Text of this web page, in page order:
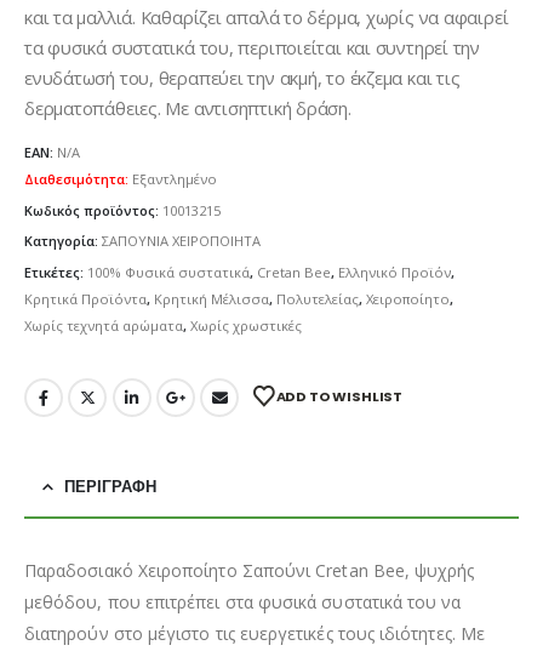
και τα μαλλιά. Καθαρίζει απαλά το δέρμα, χωρίς να αφαιρεί
τα φυσικά συστατικά του, περιποιείται και συντηρεί την
ενυδάτωσή του, θεραπεύει την ακμή, το έκζεμα και τις
δερματοπάθειες. Με αντισηπτική δράση.
EAN: N/A
Διαθεσιμότητα: Εξαντλημένο
Κωδικός προϊόντος: 10013215
Κατηγορία: ΣΑΠΟΥΝΙΑ ΧΕΙΡΟΠΟΙΗΤΑ
Ετικέτες: 100% Φυσικά συστατικά, Cretan Bee, Ελληνικό Προϊόν,
Κρητικά Προϊόντα, Κρητική Μέλισσα, Πολυτελείας, Χειροποίητο,
Χωρίς τεχνητά αρώματα, Χωρίς χρωστικές
ADD TO WISHLIST
ΠΕΡΙΓΡΑΦΉ
Παραδοσιακό Χειροποίητο Σαπούνι Cretan Bee, ψυχρής
μεθόδου, που επιτρέπει στα φυσικά συστατικά του να
διατηρούν στο μέγιστο τις ευεργετικές τους ιδιότητες. Με